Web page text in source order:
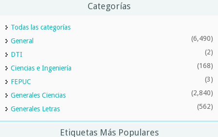
Categorías
Todas las categorías
General
(6,490)
DTI (2)
Ciencias e Ingeniería (168)
FEPUC (3)
Generales Ciencias (2,840)
Generales Letras (562)
Etiquetas Más Populares